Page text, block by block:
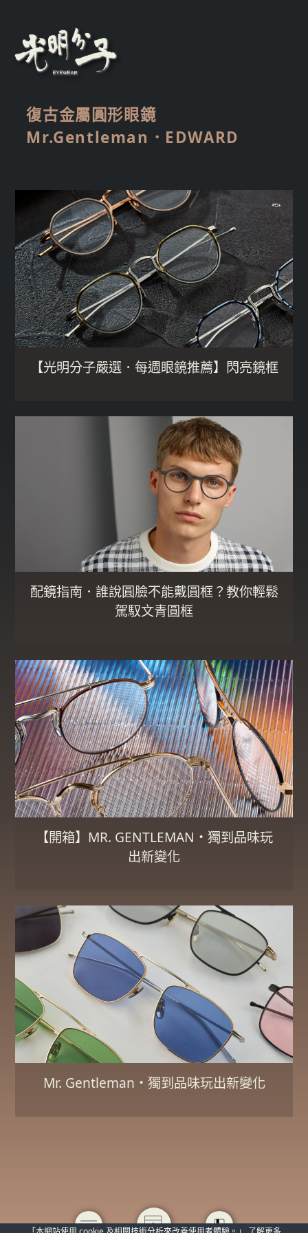
復古金屬圓形眼鏡
Mr.Gentleman．EDWARD
【光明分子嚴選．每週眼鏡推薦】閃亮鏡框
配鏡指南．誰說圓臉不能戴圓框？教你輕鬆
駕馭文青圓框
【開箱】MR. GENTLEMAN・獨到品味玩
出新變化
Mr. Gentleman・獨到品味玩出新變化